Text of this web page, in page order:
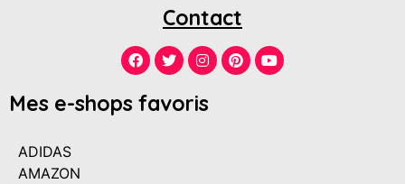
Contact
Mes e-shops favoris
ADIDAS
AMAZON